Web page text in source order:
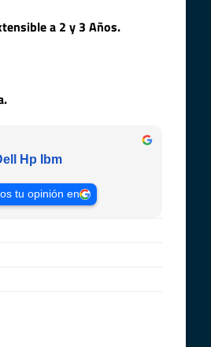
a 2 y 3 Años.
Hp Ibm
tu opinión en